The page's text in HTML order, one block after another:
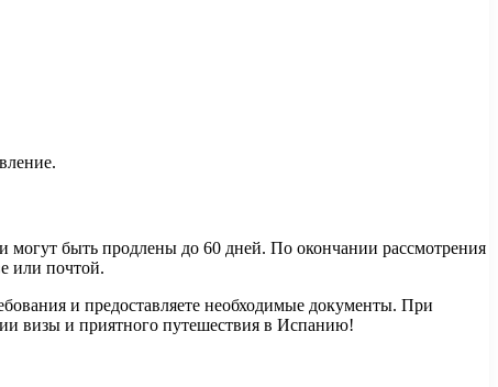
быть продлены до 60 дней. По окончании рассмотрения
или почтой.
и предоставляете необходимые документы. При
визы и приятного путешествия в Испанию!